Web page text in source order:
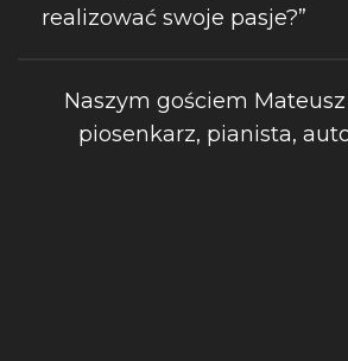
wpisu
realizować swoje pasje?”
Naszym gościem Mateusz
piosenkarz, pianista,